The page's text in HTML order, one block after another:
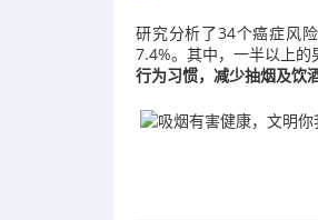
研究分析了34个癌症风
7.4%。其中，一半以上的
行为习惯，减少抽烟及饮